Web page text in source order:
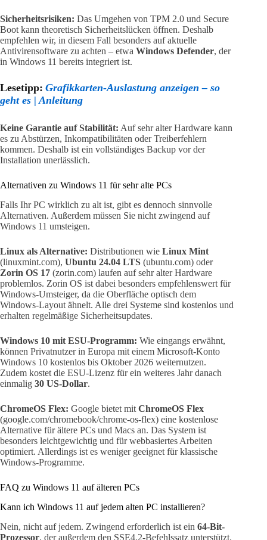
Sicherheitsrisiken: Das Umgehen von TPM 2.0 und Secure
Boot kann theoretisch Sicherheitslücken öffnen. Deshalb
empfehlen wir, in diesem Fall besonders auf aktuelle
Antivirensoftware zu achten – etwa Windows Defender, der
in Windows 11 bereits integriert ist.
Lesetipp: Grafikkarten-Auslastung anzeigen – so
geht es | Anleitung
Keine Garantie auf Stabilität: Auf sehr alter Hardware kann
es zu Abstürzen, Inkompatibilitäten oder Treiberfehlern
kommen. Deshalb ist ein vollständiges Backup vor der
Installation unerlässlich.
Alternativen zu Windows 11 für sehr alte PCs
Falls Ihr PC wirklich zu alt ist, gibt es dennoch sinnvolle
Alternativen. Außerdem müssen Sie nicht zwingend auf
Windows 11 umsteigen.
Linux als Alternative: Distributionen wie Linux Mint
(linuxmint.com), Ubuntu 24.04 LTS (ubuntu.com) oder
Zorin OS 17 (zorin.com) laufen auf sehr alter Hardware
problemlos. Zorin OS ist dabei besonders empfehlenswert für
Windows-Umsteiger, da die Oberfläche optisch dem
Windows-Layout ähnelt. Alle drei Systeme sind kostenlos und
erhalten regelmäßige Sicherheitsupdates.
Windows 10 mit ESU-Programm: Wie eingangs erwähnt,
können Privatnutzer in Europa mit einem Microsoft-Konto
Windows 10 kostenlos bis Oktober 2026 weiternutzen.
Zudem kostet die ESU-Lizenz für ein weiteres Jahr danach
einmalig 30 US-Dollar.
ChromeOS Flex: Google bietet mit ChromeOS Flex
(google.com/chromebook/chrome-os-flex) eine kostenlose
Alternative für ältere PCs und Macs an. Das System ist
besonders leichtgewichtig und für webbasiertes Arbeiten
optimiert. Allerdings ist es weniger geeignet für klassische
Windows-Programme.
FAQ zu Windows 11 auf älteren PCs
Kann ich Windows 11 auf jedem alten PC installieren?
Nein, nicht auf jedem. Zwingend erforderlich ist ein 64-Bit-
Prozessor, der außerdem den SSE4.2-Befehlssatz unterstützt.